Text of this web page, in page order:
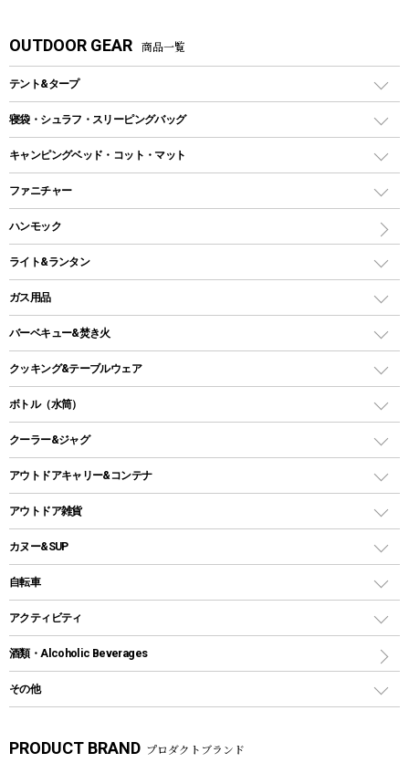
OUTDOOR GEAR 商品一覧
テント&タープ
テント
ツールームテント
ワンポールテント
シェルターテント
ロッジ型・オリジナルテント
タープ
スクエアタープ（レクタタープ）
メッシュタープ
自立式タープ
パラソル
テントアクセサリー
ペグ
グランドシート
ガイドロープ
ツール
寝袋・シュラフ・スリーピングバッグ
レクタングラー型（封筒型）シュラフ
インナーシュラフ
キャンピングベッド・コット・マット
キャンピングベッド・コット
インフレータブルマット
ファニチャー
アウトドアテーブル
レジャーシート
ハンモック
ライト&ランタン
LEDランタン
ガスランタン
オイルランタン
LEDライト
ヘッドライト
キャンドル
ガス用品
ガスバーナー
ガス缶
ガストーチ、ライター
バーベキュー&焚き火
バーベキューコンロ、グリル
焚き火台タイプ（ロースタイル）グリル
卓上タイプグリル
パーティータイプグリル
鉄板、アミ
焚き火台&ストーブ
火起こし
バーベキューツール
クッキング&テーブルウェア
ダッチオーブン
ホットサンドメーカー
クッカーセット
シェラカップ
クッキングツール
ナイフ
カトラリー
マグカップ、カップ
ボトル（水筒）
ステンレスボトル
コップ付きタイプ
ワンタッチタイプ
プラスチックボトル
ディズニーボトル
クーラー&ジャグ
クーラーボックス
クーラーバッグ
ウォータージャグ
保冷剤
アウトドアキャリー&コンテナ
アウトドアキャリー
アウトドア雑貨
バックパック&バッグ
リュック、バックパック
トートバッグ、サコッシュ
ショッピングキャリー
その他アウトドア雑貨
カヌー&SUP
インフレータブル
カヤック
パドル
ヘルメット
自転車
折りたたみ自転車
スポーツサイクル
シティサイクル
アクティビティ
マリン
ラッシュガード
酒類・Alcoholic Beverages
その他
湯たんぽ
PRODUCT BRAND プロダクトブランド